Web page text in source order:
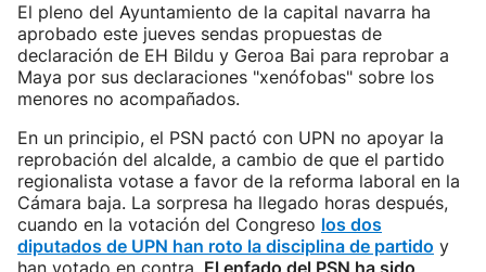
El pleno del Ayuntamiento de la capital navarra ha
aprobado este jueves sendas propuestas de
declaración de EH Bildu y Geroa Bai para reprobar a
Maya por sus declaraciones "xenófobas" sobre los
menores no acompañados.
En un principio, el PSN pactó con UPN no apoyar la
reprobación del alcalde, a cambio de que el partido
regionalista votase a favor de la reforma laboral en la
Cámara baja. La sorpresa ha llegado horas después,
cuando en la votación del Congreso los dos
diputados de UPN han roto la disciplina de partido y
han votado en contra. El enfado del PSN ha sido